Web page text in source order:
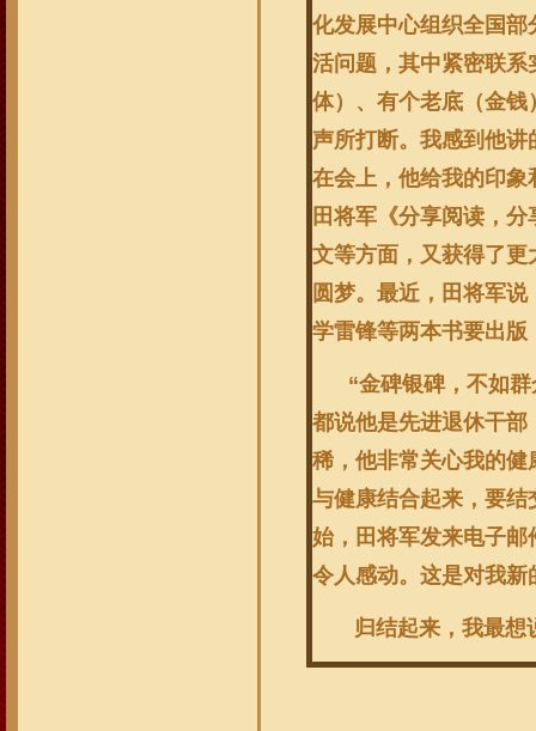
化发展中心组织全国
活问题，其中紧密联系
体）、有个老底（金
声所打断。我感到他
在会上，他给我的印
田将军《分享阅读，
文等方面，又获得了
圆梦。最近，田将军
学雷锋等两本书要出
“金碑银碑，不如群
都说他是先进退休干
稀，他非常关心我的
与健康结合起来，要结
始，田将军发来电子
令人感动。这是对我
归结起来，我最想